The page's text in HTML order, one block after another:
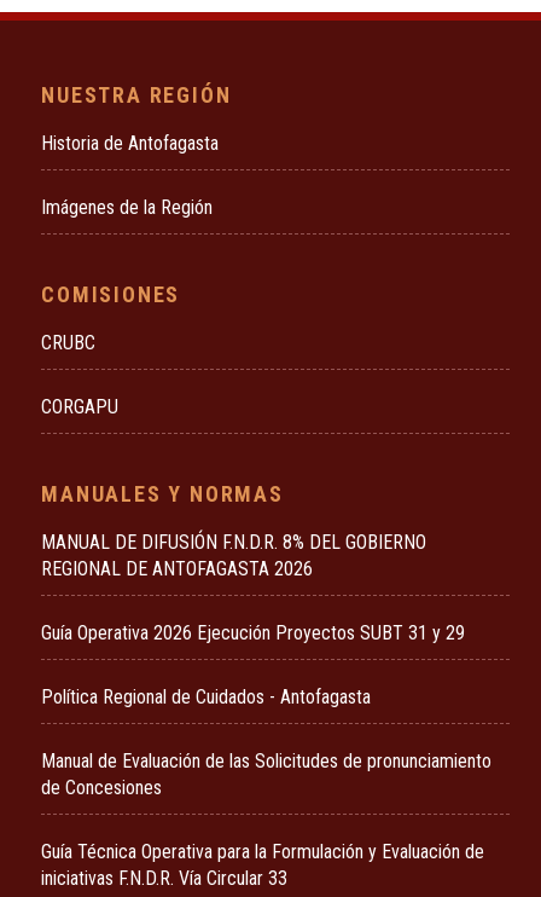
NUESTRA REGIÓN
Historia de Antofagasta
Imágenes de la Región
COMISIONES
CRUBC
CORGAPU
MANUALES Y NORMAS
MANUAL DE DIFUSIÓN F.N.D.R. 8% DEL GOBIERNO
REGIONAL DE ANTOFAGASTA 2026
Guía Operativa 2026 Ejecución Proyectos SUBT 31 y 29
Política Regional de Cuidados - Antofagasta
Manual de Evaluación de las Solicitudes de pronunciamiento
de Concesiones
Guía Técnica Operativa para la Formulación y Evaluación de
iniciativas F.N.D.R. Vía Circular 33